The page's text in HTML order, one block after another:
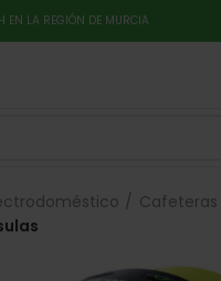
EN LA REGIÓN DE MURCIA
Cafeteras